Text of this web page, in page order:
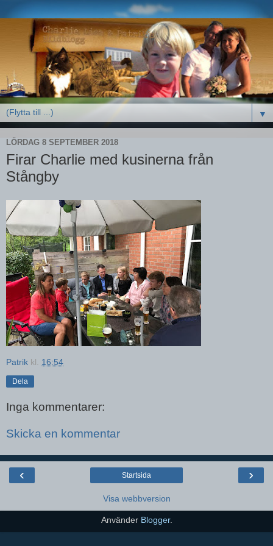
▼
LÖRDAG 8 SEPTEMBER 2018
Firar Charlie med kusinerna från
Stångby
Patrik kl. 16:54
Dela
Inga kommentarer:
Skicka en kommentar
‹ ›
Startsida
Visa webbversion
Använder Blogger.